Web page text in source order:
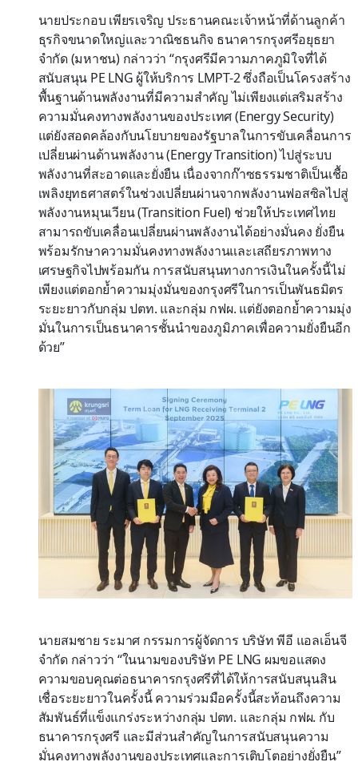
นายประกอบ เพียรเจริญ ประธานคณะเจ้าหน้าที่ด้านลูกค้า
ธุรกิจขนาดใหญ่และวาณิชธนกิจ ธนาคารกรุงศรีอยุธยา
จำกัด (มหาชน) กล่าวว่า “กรุงศรีมีความภาคภูมิใจที่ได้
สนับสนุน PE LNG ผู้ให้บริการ LMPT-2 ซึ่งถือเป็นโครงสร้าง
พื้นฐานด้านพลังงานที่มีความสำคัญ ไม่เพียงแต่เสริมสร้าง
ความมั่นคงทางพลังงานของประเทศ (Energy Security)
แต่ยังสอดคล้องกับนโยบายของรัฐบาลในการขับเคลื่อนการ
เปลี่ยนผ่านด้านพลังงาน (Energy Transition) ไปสู่ระบบ
พลังงานที่สะอาดและยั่งยืน เนื่องจากก๊าซธรรมชาติเป็นเชื้อ
เพลิงยุทธศาสตร์ในช่วงเปลี่ยนผ่านจากพลังงานฟอสซิลไปสู่
พลังงานหมุนเวียน (Transition Fuel) ช่วยให้ประเทศไทย
สามารถขับเคลื่อนเปลี่ยนผ่านพลังงานได้อย่างมั่นคง ยั่งยืน
พร้อมรักษาความมั่นคงทางพลังงานและเสถียรภาพทาง
เศรษฐกิจไปพร้อมกัน การสนับสนุนทางการเงินในครั้งนี้ไม่
เพียงแต่ตอกย้ำความมุ่งมั่นของกรุงศรีในการเป็นพันธมิตร
ระยะยาวกับกลุ่ม ปตท. และกลุ่ม กฟผ. แต่ยังตอกย้ำความมุ่ง
มั่นในการเป็นธนาคารชั้นนำของภูมิภาคเพื่อความยั่งยืนอีก
ด้วย”
นายสมชาย ระมาศ กรรมการผู้จัดการ บริษัท พีอี แอลเอ็นจี
จำกัด กล่าวว่า “ในนามของบริษัท PE LNG ผมขอแสดง
ความขอบคุณต่อธนาคารกรุงศรีที่ได้ให้การสนับสนุนสิน
เชื่อระยะยาวในครั้งนี้ ความร่วมมือครั้งนี้สะท้อนถึงความ
สัมพันธ์ที่แข็งแกร่งระหว่างกลุ่ม ปตท. และกลุ่ม กฟผ. กับ
ธนาคารกรุงศรี และมีส่วนสำคัญในการสนับสนุนความ
มั่นคงทางพลังงานของประเทศและการเติบโตอย่างยั่งยืน”